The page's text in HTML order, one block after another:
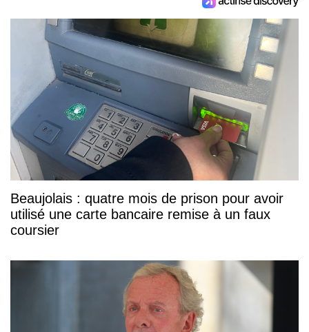
Beaujolais : quatre mois de prison pour avoir
utilisé une carte bancaire remise à un faux
coursier